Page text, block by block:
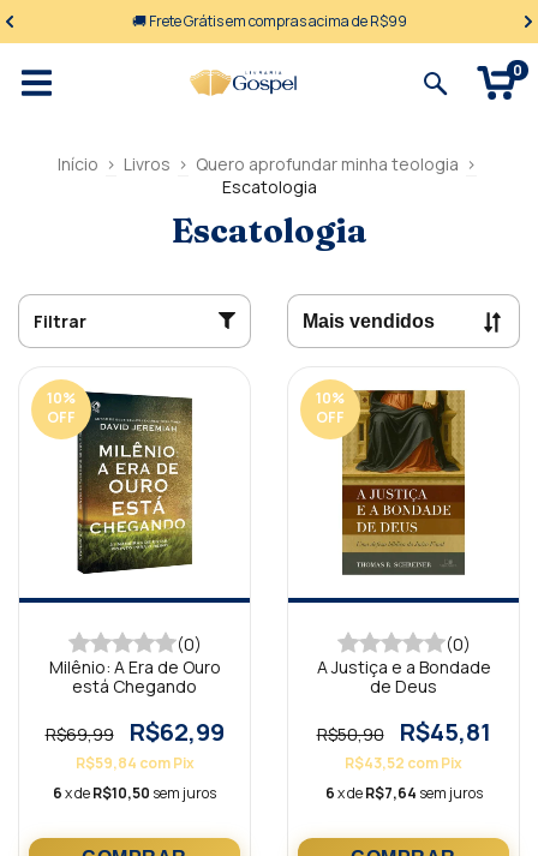
🚚 Frete Grátis em compras acima de R$99
0
Início > Livros > Quero aprofundar minha teologia >
Escatologia
Escatologia
Filtrar
10%
OFF
(0)
Milênio: A Era de Ouro
está Chegando
R$69,99 R$62,99
R$59,84 com Pix
6x deR$10,50 sem juros
10%
OFF
(0)
A Justiça e a Bondade
de Deus
R$50,90 R$45,81
R$43,52 comPix
6x deR$7,64 sem juros